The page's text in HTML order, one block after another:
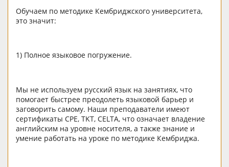
Обучаем по методике Кембриджского университета,
это значит:
1) Полное языковое погружение.
Мы не используем русский язык на занятиях, что
помогает быстрее преодолеть языковой барьер и
заговорить самому. Наши преподаватели имеют
сертификаты CPE, TKT, CELTA, что означает владение
английским на уровне носителя, а также знание и
умение работать на уроке по методике Кембриджа.